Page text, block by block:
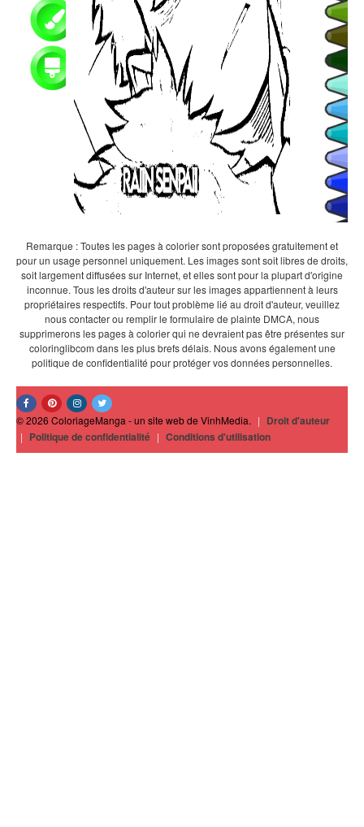
Remarque : Toutes les pages à colorier sont proposées gratuitement et
pour un usage personnel uniquement. Les images sont soit libres de droits,
soit largement diffusées sur Internet, et elles sont pour la plupart d'origine
inconnue. Tous les droits d'auteur sur les images appartiennent à leurs
propriétaires respectifs. Pour tout problème lié au droit d'auteur, veuillez
nous contacter ou remplir le formulaire de plainte DMCA, nous
supprimerons les pages à colorier qui ne devraient pas être présentes sur
coloringlibcom dans les plus brefs délais. Nous avons également une
politique de confidentialité pour protéger vos données personnelles.
© 2026 ColoriageManga - un site web de VinhMedia. | Droit d'auteur
| Politique de confidentialité | Conditions d'utilisation